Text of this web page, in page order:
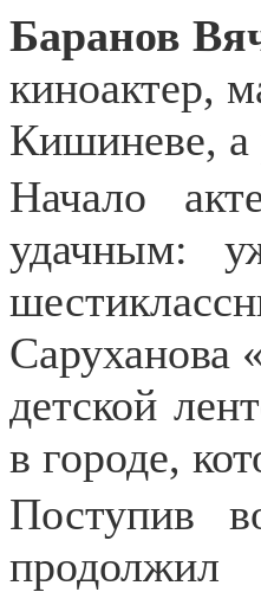
Баранов
киноактер,
Кишиневе, а
Начало
удачным:
Саруханова
детской
в городе,
Поступив
продолжил